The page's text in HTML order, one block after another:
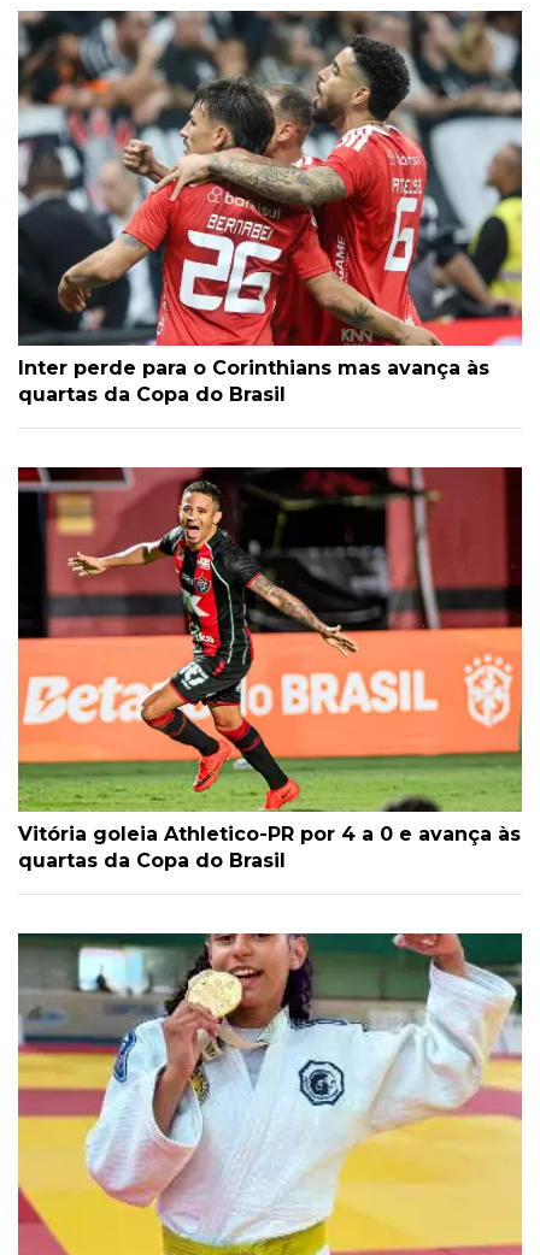
Inter perde para o Corinthians mas avança às
quartas da Copa do Brasil
Vitória goleia Athletico-PR por 4 a 0 e avança às
quartas da Copa do Brasil